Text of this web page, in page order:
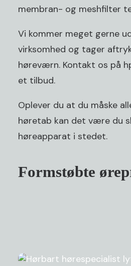
Formstøbte
membran- og meshfilter
Vi kommer meget gerne
virksomhed og tager
høreværn. Kontakt os på
et tilbud.
Oplever du at du måske
høretab kan det være du
høreapparat i stedet.